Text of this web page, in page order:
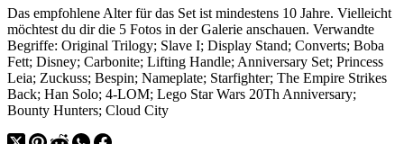
Das empfohlene Alter für das Set ist mindestens 10 Jahre. Vielleicht
möchtest du dir die 5 Fotos in der Galerie anschauen. Verwandte
Begriffe: Original Trilogy; Slave I; Display Stand; Converts; Boba
Fett; Disney; Carbonite; Lifting Handle; Anniversary Set; Princess
Leia; Zuckuss; Bespin; Nameplate; Starfighter; The Empire Strikes
Back; Han Solo; 4-LOM; Lego Star Wars 20Th Anniversary;
Bounty Hunters; Cloud City